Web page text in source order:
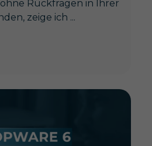
ohne Rückfragen in Ihrer
zeige ich ...